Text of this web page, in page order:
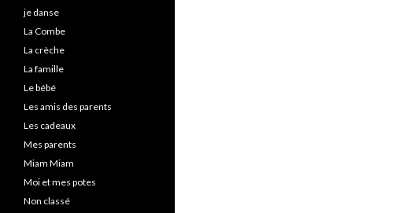
je danse
La Combe
La crèche
La famille
Le bébé
Les amis des parents
Les cadeaux
Mes parents
Miam Miam
Moi et mes potes
Non classé